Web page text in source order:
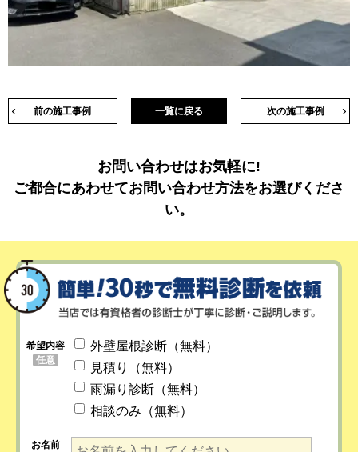
前の施工事例 次の施工事例
一覧に戻る
お問い合わせはお気軽に!
ご都合にあわせてお問い合わせ方法をお選びくださ
い。
希望内容
任意
外壁屋根診断（無料）
見積り（無料）
雨漏り診断（無料）
相談のみ（無料）
お名前